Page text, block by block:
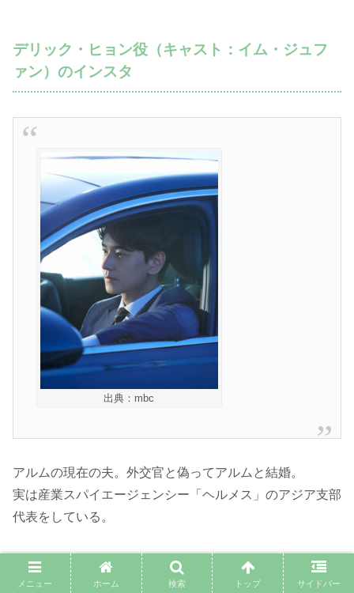
デリック・ヒョン役（キャスト：イム・ジュフ
ァン）のインスタ
出典：mbc
アルムの現在の夫。外交官と偽ってアルムと結婚。
実は産業スパイエージェンシー「ヘルメス」のアジア支部
代表をしている。
キャストのインスタとプロフィール
メニュー ホーム 検索 トップ サイドバー